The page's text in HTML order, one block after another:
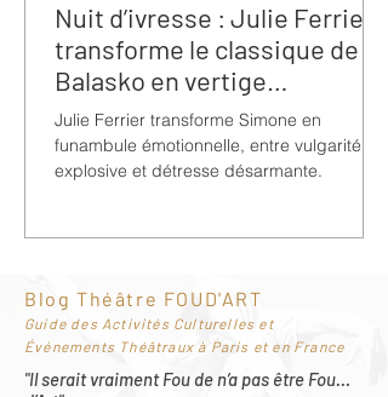
Nuit d’ivresse : Julie Ferrier
transforme le classique de
Balasko en vertige
bouleversant
Julie Ferrier transforme Simone en
funambule émotionnelle, entre vulgarité
explosive et détresse désarmante.
Blog Théâtre FOUD'ART
Guide des Activités Culturelles et
Événements Théâtraux à Paris et en France
"Il serait vraiment Fou de n’a pas être Fou…